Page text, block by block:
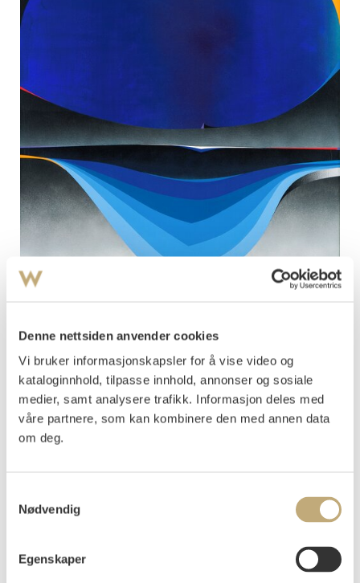
Denne nettsiden anvender cookies
Vi bruker informasjonskapsler for å vise video og
kataloginnhold, tilpasse innhold, annonser og sosiale
medier, samt analysere trafikk. Informasjon deles med
våre partnere, som kan kombinere den med annen data
om deg.
Nødvendig
Egenskaper
Komposisjon
NOK 400 000–600 000
Tilslag NOK 380 000 (2017)